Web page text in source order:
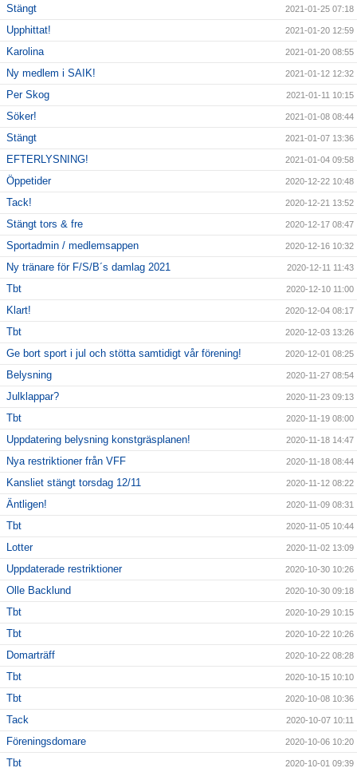
Stängt 2021-01-25 07:18
Upphittat! 2021-01-20 12:59
Karolina 2021-01-20 08:55
Ny medlem i SAIK! 2021-01-12 12:32
Per Skog 2021-01-11 10:15
Söker! 2021-01-08 08:44
Stängt 2021-01-07 13:36
EFTERLYSNING! 2021-01-04 09:58
Öppetider 2020-12-22 10:48
Tack! 2020-12-21 13:52
Stängt tors & fre 2020-12-17 08:47
Sportadmin / medlemsappen 2020-12-16 10:32
Ny tränare för F/S/B´s damlag 2021 2020-12-11 11:43
Tbt 2020-12-10 11:00
Klart! 2020-12-04 08:17
Tbt 2020-12-03 13:26
Ge bort sport i jul och stötta samtidigt vår förening! 2020-12-01 08:25
Belysning 2020-11-27 08:54
Julklappar? 2020-11-23 09:13
Tbt 2020-11-19 08:00
Uppdatering belysning konstgräsplanen! 2020-11-18 14:47
Nya restriktioner från VFF 2020-11-18 08:44
Kansliet stängt torsdag 12/11 2020-11-12 08:22
Äntligen! 2020-11-09 08:31
Tbt 2020-11-05 10:44
Lotter 2020-11-02 13:09
Uppdaterade restriktioner 2020-10-30 10:26
Olle Backlund 2020-10-30 09:18
Tbt 2020-10-29 10:15
Tbt 2020-10-22 10:26
Domarträff 2020-10-22 08:28
Tbt 2020-10-15 10:10
Tbt 2020-10-08 10:36
Tack 2020-10-07 10:11
Föreningsdomare 2020-10-06 10:20
Tbt 2020-10-01 09:39